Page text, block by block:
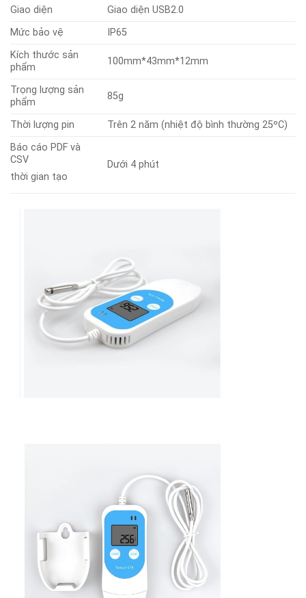
Giao diện
Giao diện USB2.0
Mức bảo vệ
IP65
Kích thước sản
phẩm
100mm*43mm*12mm
Trọng lượng sản
phẩm
85g
Thời lượng pin
Trên 2 năm (nhiệt độ bình thường 25ºC)
Báo cáo PDF và
CSV
thời gian tạo
Dưới 4 phút